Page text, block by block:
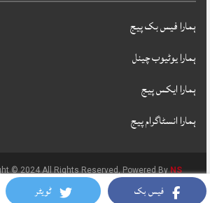
فیس بک ٹویٹر
ہمارا فیس بک پیج
ہمارا یوٹیوب چینل
ہمارا ایکس پیج
ہمارا انسٹاگرام پیج
© 2024 All Rights Reserved, Powered ByNS
PVT LTD